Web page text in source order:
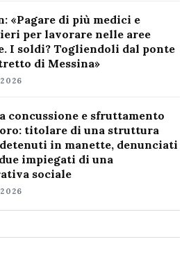
«Pagare di più medici e
per lavorare nelle aree
I soldi? Togliendoli dal ponte
di Messina»
concussione e sfruttamento
titolare di una struttura
in manette, denunciati
impiegati di una
sociale